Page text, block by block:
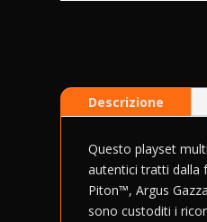
Descrizione
Questo playset
autentici tratti dalla
Piton™, Argus
sono custoditi i